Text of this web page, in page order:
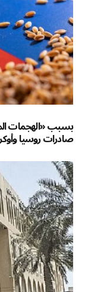
بسبب «الهجمات
صادرات روسيا